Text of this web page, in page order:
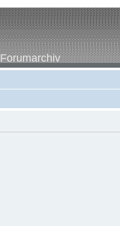
Forumarchiv